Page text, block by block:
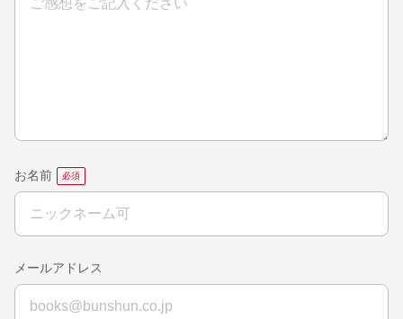
お名前
メールアドレス